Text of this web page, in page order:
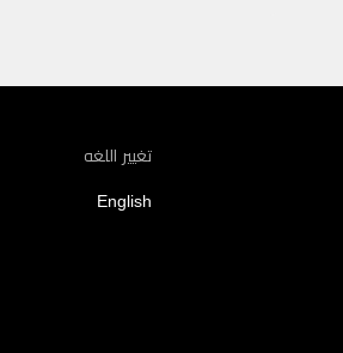
تغيير اللغه
English